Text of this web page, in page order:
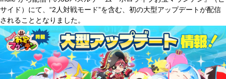
サイド）にて、“2人対戦モード”を含む、初の大型アップデートが配信
されることとなりました。